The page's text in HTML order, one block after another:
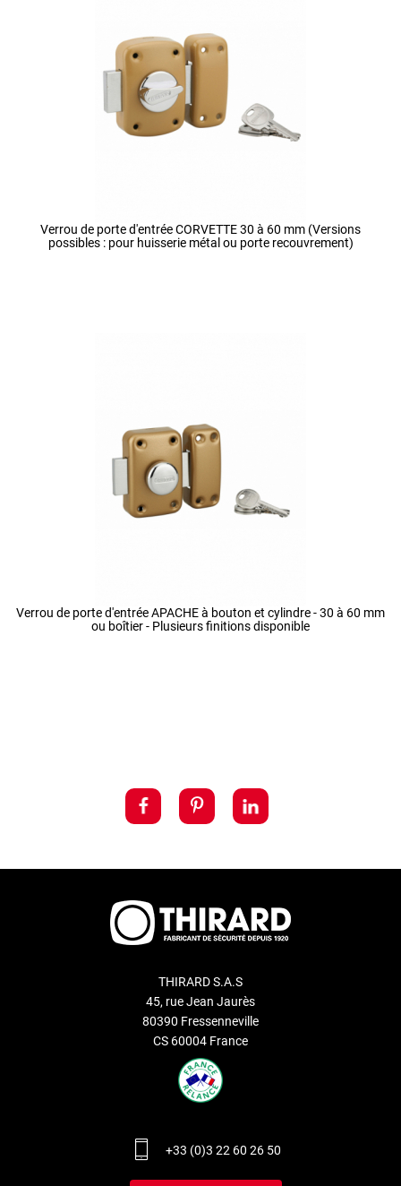
Verrou de porte d'entrée CORVETTE 30 à 60 mm (Versions
possibles : pour huisserie métal ou porte recouvrement)
Verrou de porte d'entrée APACHE à bouton et cylindre - 30 à 60 mm
ou boîtier - Plusieurs finitions disponible
THIRARD S.A.S
45, rue Jean Jaurès
80390 Fressenneville
CS 60004 France
+33 (0)3 22 60 26 50